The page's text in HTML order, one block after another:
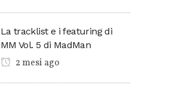
La tracklist e i featuring di
MM Vol. 5 di MadMan
2 mesi ago